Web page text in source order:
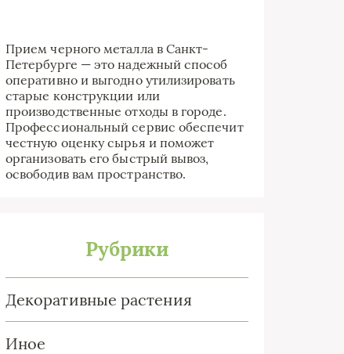
Прием черного металла в Санкт-
Петербурге — это надежный способ
оперативно и выгодно утилизировать
старые конструкции или
производственные отходы в городе.
Профессиональный сервис обеспечит
честную оценку сырья и поможет
организовать его быстрый вывоз,
освободив вам пространство.
Рубрики
Декоративные растения
Иное